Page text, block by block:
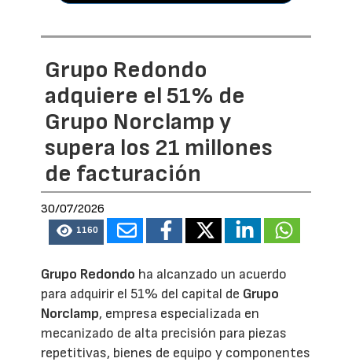
Grupo Redondo
adquiere el 51% de
Grupo Norclamp y
supera los 21 millones
de facturación
30/07/2026
1160
Grupo Redondo ha alcanzado un acuerdo
para adquirir el 51% del capital de Grupo
Norclamp, empresa especializada en
mecanizado de alta precisión para piezas
repetitivas, bienes de equipo y componentes